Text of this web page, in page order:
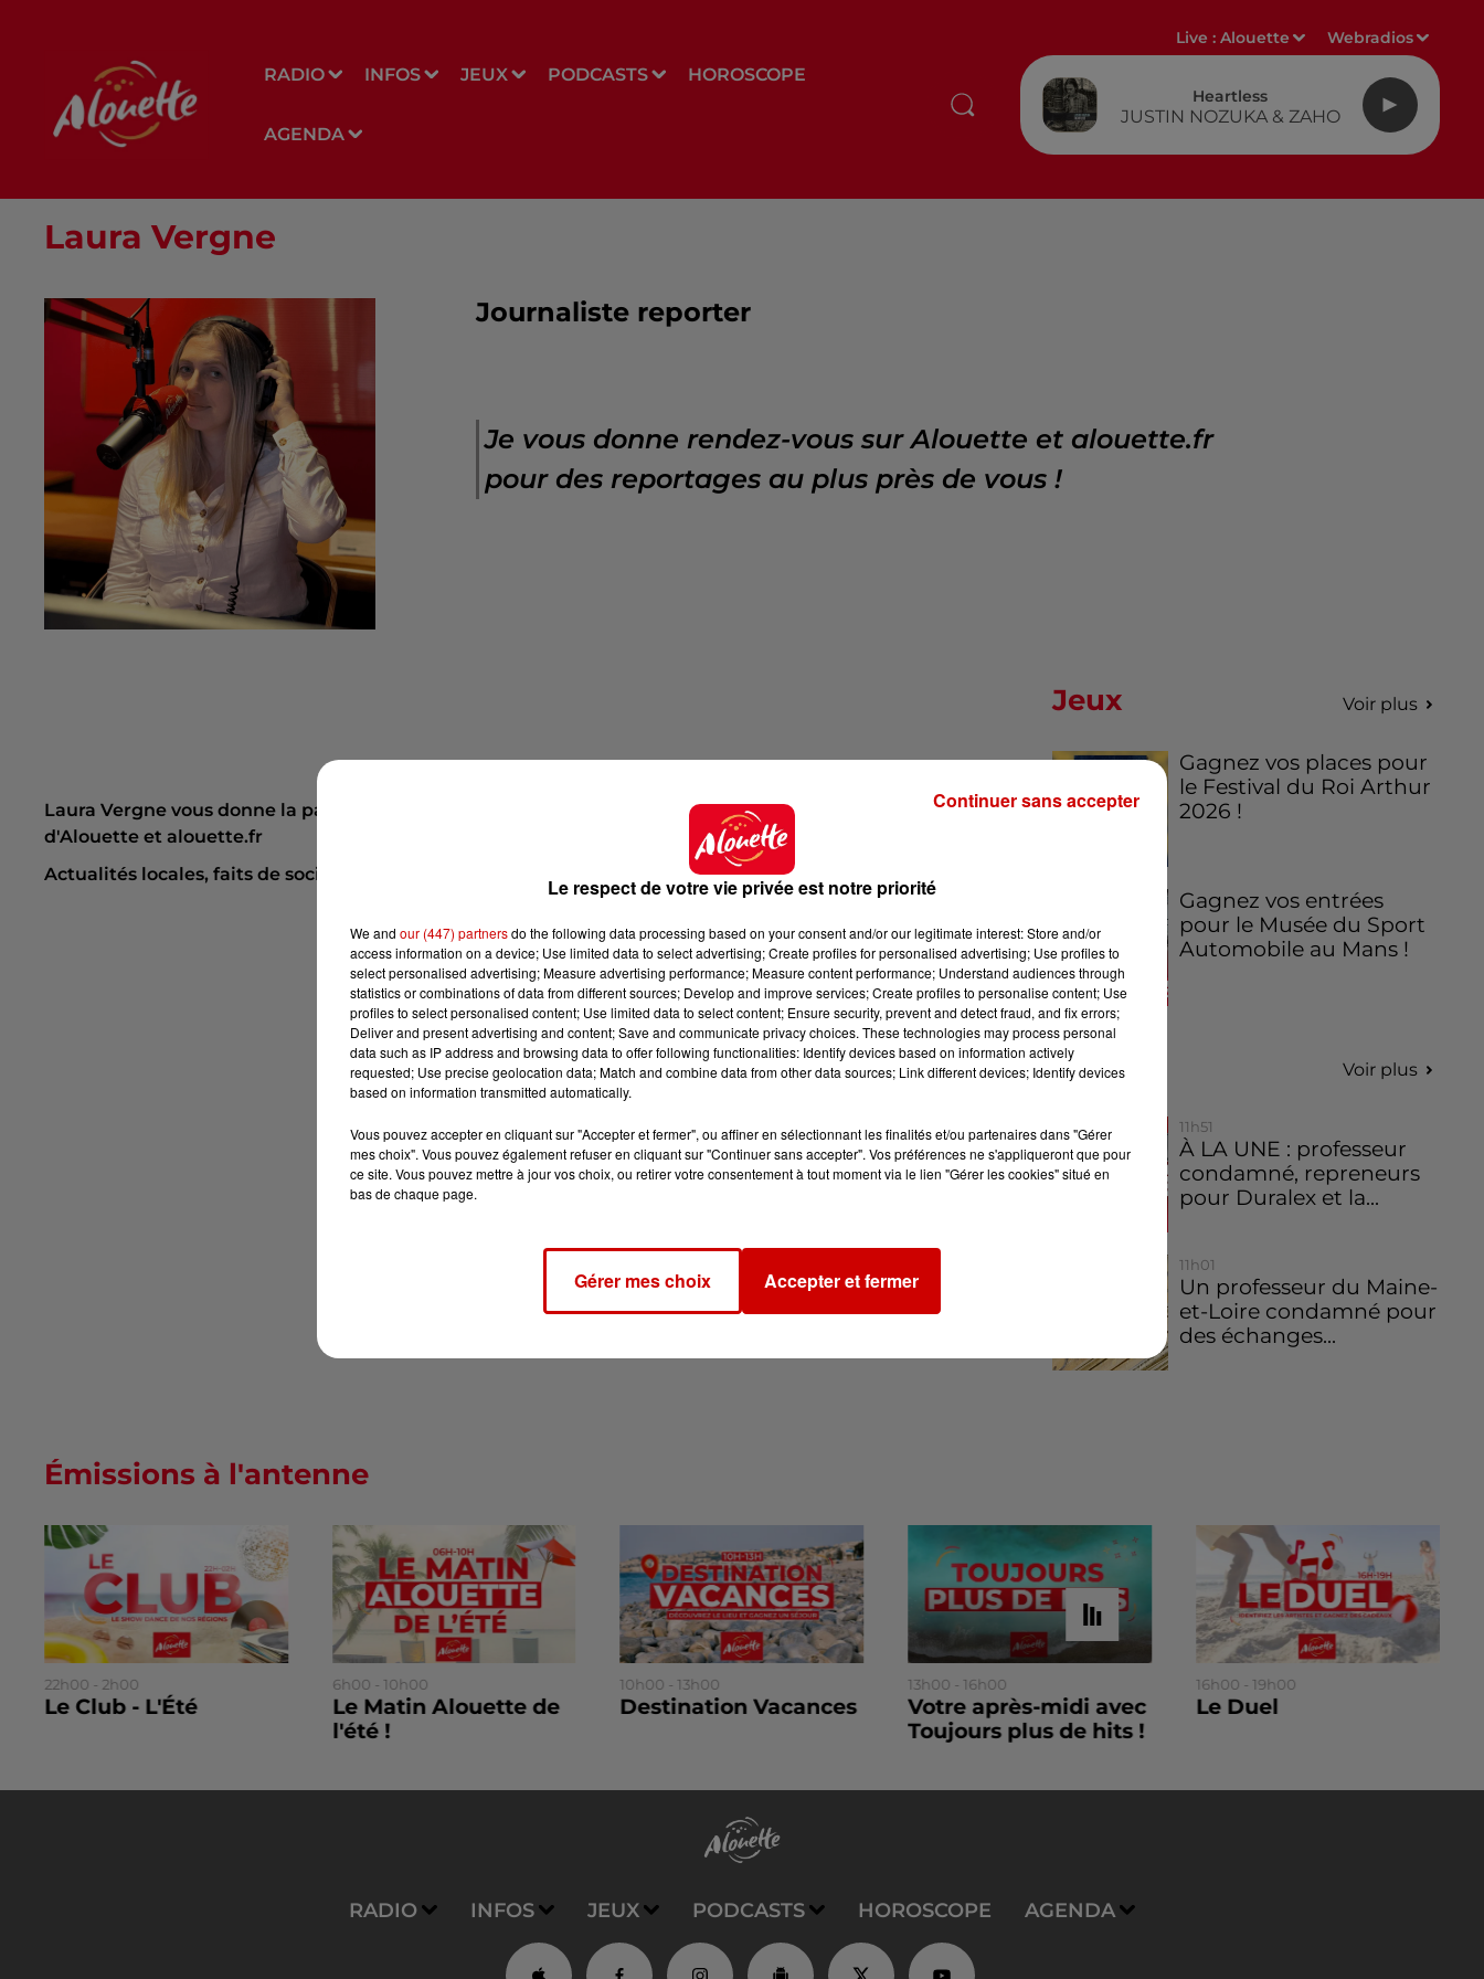
RADIO INFOS JEUX PODCASTS HOROSCOPE
AGENDA
Live :Alouette Webradios
Heartless
JUSTIN NOZUKA & ZAHO
Laura Vergne
Journaliste reporter
Je vous donne rendez-vous sur Alouette et alouette.fr
pour des reportages au plus près de vous !
Laura Vergne vous donne la parole chaque jour dans nos régions, lors de reportages pour les flashs infos
d'Alouette et alouette.fr
Actualités locales, faits de société, nouvelles tendances dans nos régions... elle vient à votre rencontre !
Jeux Voir plus
Gagnez vos places pour
le Festival du Roi Arthur
2026 !
Gagnez vos entrées
pour le Musée du Sport
Automobile au Mans !
Infos Voir plus
11h51
À LA UNE : professeur
condamné, repreneurs
pour Duralex et la...
11h01
Un professeur du Maine-
et-Loire condamné pour
des échanges...
Émissions à l'antenne
22h00 - 2h00
Le Club - L'Été
6h00 - 10h00
Le Matin Alouette de
l'été !
10h00 - 13h00
Destination Vacances
13h00 - 16h00
Votre après-midi avec
Toujours plus de hits !
16h00 - 19h00
Le Duel
RADIO INFOS JEUX PODCASTS HOROSCOPE AGENDA
Le respect de votre vie privée est notre priorité
We and our (447) partnersdo the following data processing based on your consent and/or our legitimate interest: Store and/or
access information on a device; Use limited data to select advertising; Create profiles for personalised advertising; Use profiles to
select personalised advertising; Measure advertising performance; Measure content performance; Understand audiences through
statistics or combinations of data from different sources; Develop and improve services; Create profiles to personalise content; Use
profiles to select personalised content; Use limited data to select content; Ensure security, prevent and detect fraud, and fix errors;
Deliver and present advertising and content; Save and communicate privacy choices. These technologies may process personal
data such as IP address and browsing data to offer following functionalities: Identify devices based on information actively
requested; Use precise geolocation data; Match and combine data from other data sources; Link different devices; Identify devices
based on information transmitted automatically.
Vous pouvez accepter en cliquant sur "Accepter et fermer", ou affiner en sélectionnant les finalités et/ou partenaires dans "Gérer
mes choix". Vous pouvez également refuser en cliquant sur "Continuer sans accepter". Vos préférences ne s'appliqueront que pour
ce site. Vous pouvez mettre à jour vos choix, ou retirer votre consentement à tout moment via le lien "Gérer les cookies" situé en
bas de chaque page.
Gérer mes choix Accepter et fermer
Continuer sans accepter